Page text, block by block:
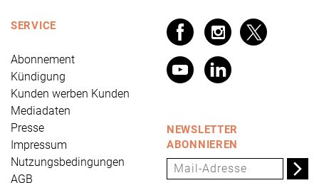
SERVICE
Abonnement
Kündigung
Kunden werben Kunden
Mediadaten
Presse
Impressum
Nutzungsbedingungen
AGB
NEWSLETTER
ABONNIEREN